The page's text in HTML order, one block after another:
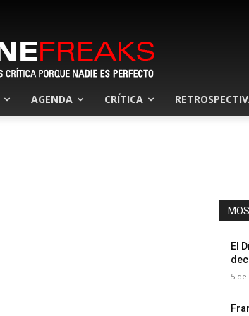
AGENDA CRÍTICA
El
5 de